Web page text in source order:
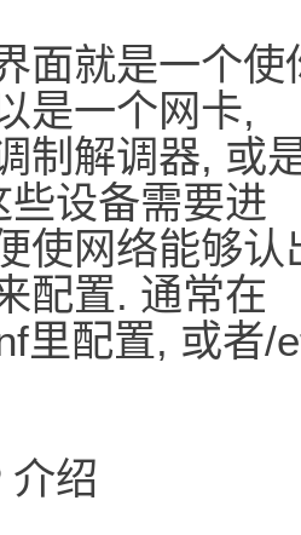
面就是一个
是一个网卡,
制解调器, 或
些设备需要进
使网络能够
配置. 通常在
里配置, 或者/
介绍